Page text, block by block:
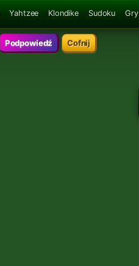
Yahtzee Klondike Sudoku
Podpowiedź Cofnij